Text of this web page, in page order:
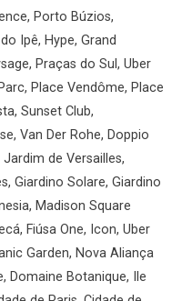
Porto Búzios,
Ipê, Hype, Grand
Praças do Sul, Uber
Place Vendôme, Place
Sunset Club,
Van Der Rohe, Doppio
de Versailles,
Giardino Solare, Giardino
Madison Square
Fiúsa One, Icon, Uber
Garden, Nova Aliança
Domaine Botanique, Ile